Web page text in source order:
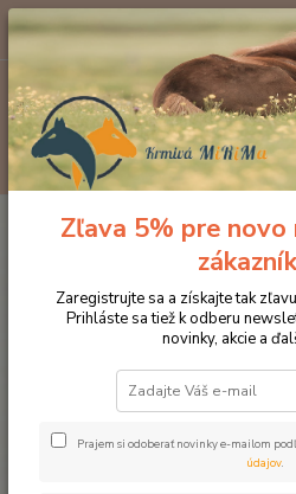
Doplnky výživy NAF
efektívne trávenie vlákniny, kýblik 1,8kg
NAF Haylage
efektívne trávenie
Zľava 5% pre
Zaregistrujte sa a získajte tak
Prihláste sa tiež k odberu
novinky, akcie a
Prajem si odoberať novinky e-mailom
údajov.